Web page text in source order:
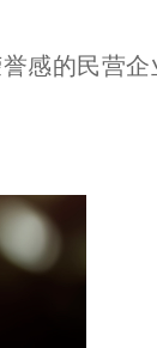
感的民营企